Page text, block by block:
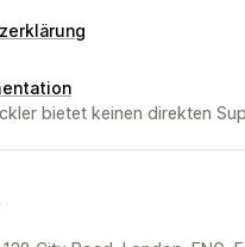
bietet keinen direkten